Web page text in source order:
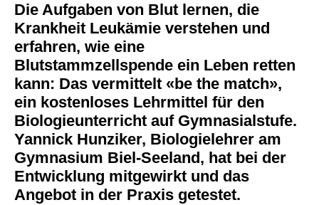
Die Aufgaben von Blut lernen, die
Krankheit Leukämie verstehen und
erfahren, wie eine
Blutstammzellspende ein Leben retten
kann: Das vermittelt «be the match»,
ein kostenloses Lehrmittel für den
Biologieunterricht auf Gymnasialstufe.
Yannick Hunziker, Biologielehrer am
Gymnasium Biel-Seeland, hat bei der
Entwicklung mitgewirkt und das
Angebot in der Praxis getestet.